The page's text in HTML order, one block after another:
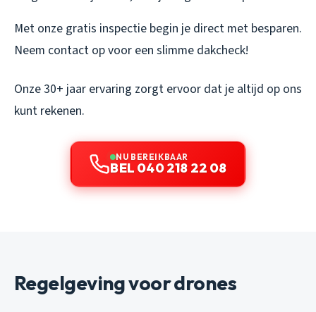
Met onze gratis inspectie begin je direct met besparen.
Neem contact op voor een slimme dakcheck!
Onze 30+ jaar ervaring zorgt ervoor dat je altijd op ons
kunt rekenen.
NU BEREIKBAAR
BEL 040 218 22 08
Regelgeving voor drones